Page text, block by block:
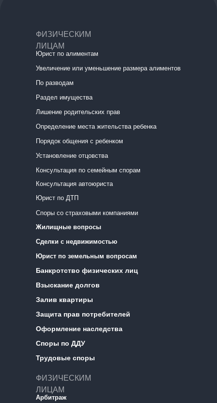
ФИЗИЧЕСКИМ
ЛИЦАМ
Юрист по алиментам
Увеличение или уменьшение размера алиментов
По разводам
Раздел имущества
Лишение родительских прав
Определение места жительства ребенка
Порядок общения с ребенком
Установление отцовства
Консультация по семейным спорам
Консультация автоюриста
Юрист по ДТП
Споры со страховыми компаниями
Жилищные вопросы
Сделки с недвижимостью
Юрист по земельным вопросам
Банкротство физических лиц
Взыскание долгов
Залив квартиры
Защита прав потребителей
Оформление наследства
Споры по ДДУ
Трудовые споры
ФИЗИЧЕСКИМ
ЛИЦАМ
Арбитраж